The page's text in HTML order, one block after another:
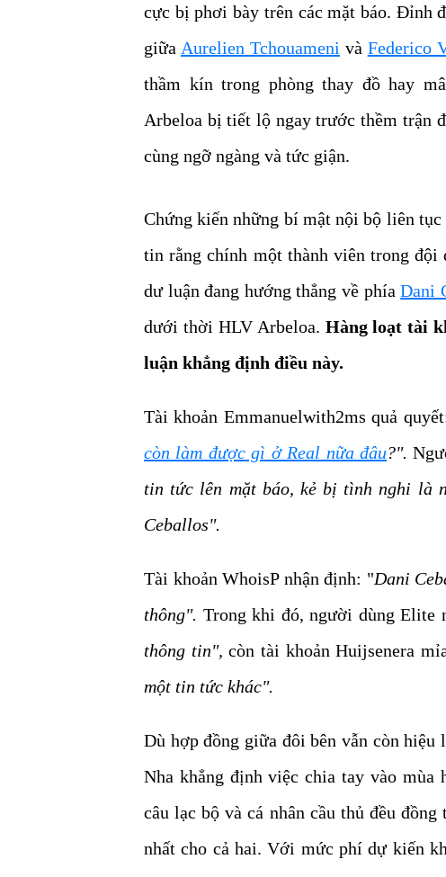
cực bị phơi bày trên các mặt báo. Đỉnh
giữa Aurelien Tchouameni và Federico
thầm kín trong phòng thay đồ hay
Arbeloa bị tiết lộ ngay trước thềm trận
cùng ngỡ ngàng và tức giận.
Chứng kiến những bí mật nội bộ liên
tin rằng chính một thành viên trong
dư luận đang hướng thẳng về phíaDani
dưới thời HLV Arbeloa. Hàng loạt tài
luận khẳng định điều này.
Tài khoản Emmanuelwith2ms quả
còn làm được gì ở Real nữa đâu?".
tin tức lên mặt báo, kẻ bị tình nghi là
Ceballos".
Tài khoản WhoisP nhận định: "Dani
thông". Trong khi đó, người dùng Elite
thông tin", còn tài khoản Huijsenera
một tin tức khác".
Dù hợp đồng giữa đôi bên vẫn còn
Nha khẳng định việc chia tay vào mùa
câu lạc bộ và cá nhân cầu thủ đều
nhất cho cả hai. Với mức phí dự kiến